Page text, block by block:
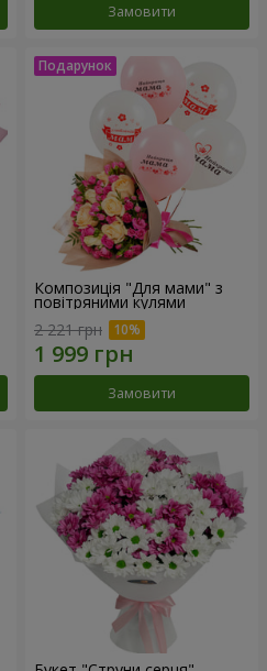
Замовити
Композиція "Для мами" з
повітряними кулями
2 221 грн
Замовити